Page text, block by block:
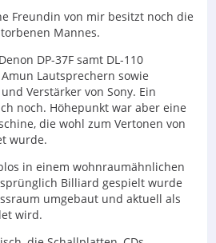
Freundin von mir besitzt noch die
Mannes.
DP-37F samt DL-110
Lautsprechern sowie
Verstärker von Sony. Ein
noch. Höhepunkt war aber eine
die wohl zum Vertonen von
wurde.
in einem wohnraumähnlichen
Billiard gespielt wurde
umgebaut und aktuell als
wird.